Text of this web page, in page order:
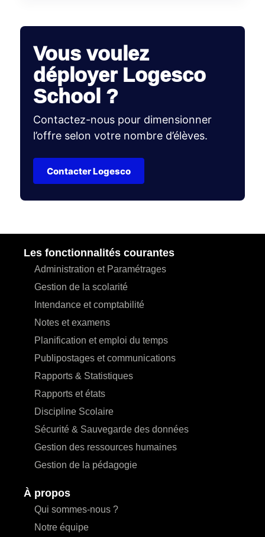
Vous voulez
déployer Logesco
School ?
Contactez-nous pour dimensionner
l’offre selon votre nombre d’élèves.
Contacter Logesco
Les fonctionnalités courantes
Administration et Paramétrages
Gestion de la scolarité
Intendance et comptabilité
Notes et examens
Planification et emploi du temps
Publipostages et communications
Rapports & Statistiques
Rapports et états
Discipline Scolaire
Sécurité & Sauvegarde des données
Gestion des ressources humaines
Gestion de la pédagogie
À propos
Qui sommes-nous ?
Notre équipe